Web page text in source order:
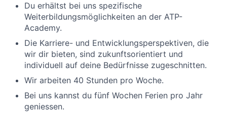
Du erhältst bei uns spezifische
Weiterbildungsmöglichkeiten an der ATP-
Academy.
Die Karriere- und Entwicklungsperspektiven, die
wir dir bieten, sind zukunftsorientiert und
individuell auf deine Bedürfnisse zugeschnitten.
Wir arbeiten 40 Stunden pro Woche.
Bei uns kannst du fünf Wochen Ferien pro Jahr
geniessen.